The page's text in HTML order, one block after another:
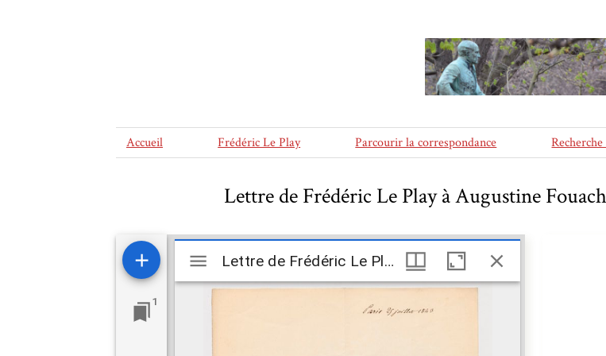
Accueil Frédéric Le Play Parcourir la correspondance
Lettre de Frédéric Le Play à Augustine
1
Mirador
viewer
Lettre de Frédéric Le Play à Augustine Fouache, datée : Paris 25 juillet 1843